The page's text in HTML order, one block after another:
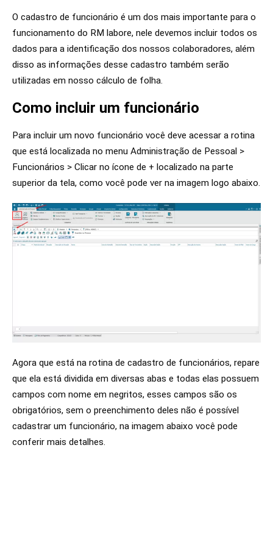
O cadastro de funcionário é um dos mais importante para o
funcionamento do RM labore, nele devemos incluir todos os
dados para a identificação dos nossos colaboradores, além
disso as informações desse cadastro também serão
utilizadas em nosso cálculo de folha.
Como incluir um funcionário
Para incluir um novo funcionário você deve acessar a rotina
que está localizada no menu Administração de Pessoal >
Funcionários > Clicar no ícone de + localizado na parte
superior da tela, como você pode ver na imagem logo abaixo.
Agora que está na rotina de cadastro de funcionários, repare
que ela está dividida em diversas abas e todas elas possuem
campos com nome em negritos, esses campos são os
obrigatórios, sem o preenchimento deles não é possível
cadastrar um funcionário, na imagem abaixo você pode
conferir mais detalhes.